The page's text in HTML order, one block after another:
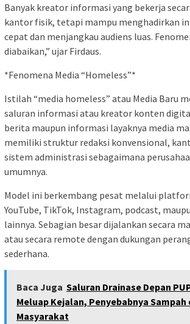
Banyak kreator informasi yang bekerja
kantor fisik, tetapi mampu menghadirkan
cepat dan menjangkau audiens luas.
diabaikan,” ujar Firdaus.
*Fenomena Media “Homeless”*
Istilah “media homeless” atau Media Baru
saluran informasi atau kreator konten
berita maupun informasi layaknya media
memiliki struktur redaksi konvensional,
sistem administrasi sebagaimana
umumnya.
Model ini berkembang pesat melalui
YouTube, TikTok, Instagram, podcast,
lainnya. Sebagian besar dijalankan secara
atau secara remote dengan dukungan
sederhana.
Baca Juga Saluran Drainase Depan
Meluap Kejalan, Penyebabnya Sampah
Masyarakat